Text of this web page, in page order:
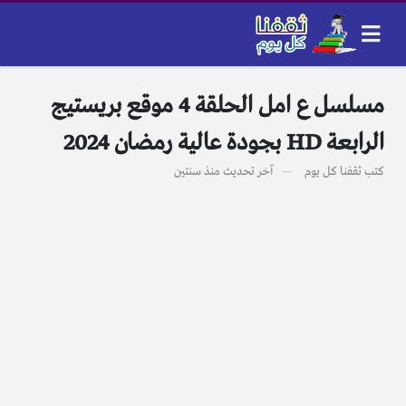
مسلسل ع امل الحلقة 4 موقع بريستيج
الرابعة HD بجودة عالية رمضان 2024
كتبثقفنا كل يوم آخر تحديث منذ سنتين